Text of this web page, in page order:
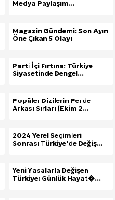
Medya Paylaşım...
Magazin Gündemi: Son Ayın
Öne Çıkan 5 Olayı
Parti İçi Fırtına: Türkiye
Siyasetinde Dengel...
Popüler Dizilerin Perde
Arkası Sırları (Ekim 2...
2024 Yerel Seçimleri
Sonrası Türkiye'de Değiş...
Yeni Yasalarla Değişen
Türkiye: Günlük Hayat�...